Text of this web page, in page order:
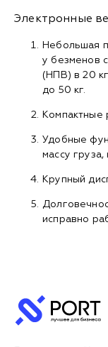
Электронные
Небольшая
у безменов
(НПВ) в 20
до 50 кг.
Компактные
Удобные
массу
Крупный
исправно